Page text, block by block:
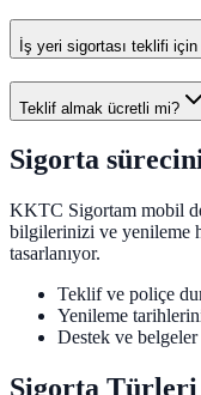
İş yeri sigortası teklifi
Teklif almak ücretli mi?
Sigorta
KKTC Sigortam mobil
bilgilerinizi ve yenileme
tasarlanıyor.
Teklif ve poliçe
Yenileme
Destek ve
Sigorta Türleri